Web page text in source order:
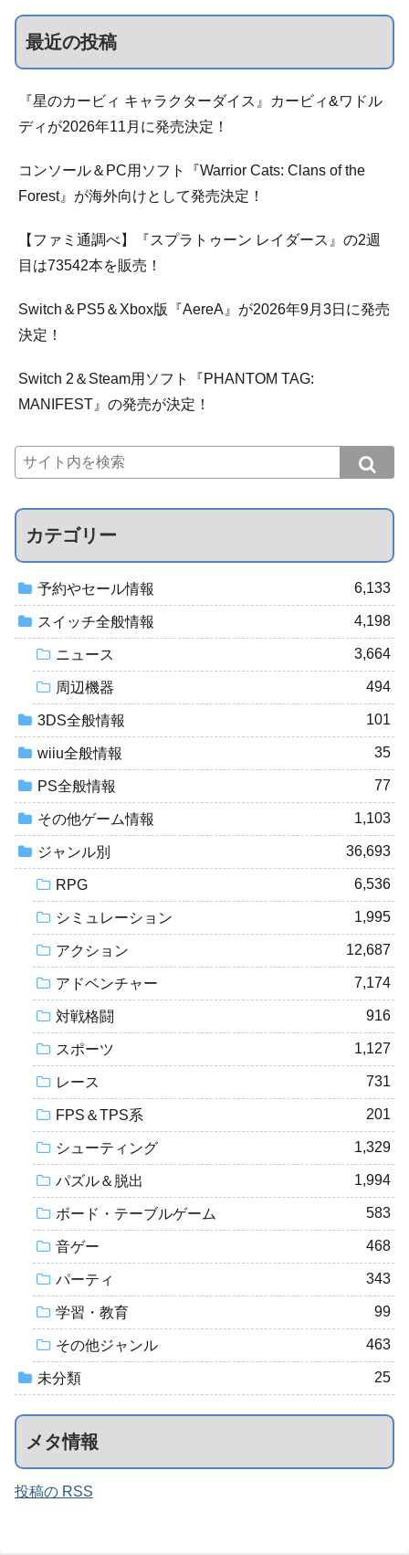
最近の投稿
『星のカービィ キャラクターダイス』カービィ&ワドル
ディが2026年11月に発売決定！
コンソール＆PC用ソフト『Warrior Cats: Clans of the
Forest』が海外向けとして発売決定！
【ファミ通調べ】『スプラトゥーン レイダース』の2週
目は73542本を販売！
Switch＆PS5＆Xbox版『AereA』が2026年9月3日に発売
決定！
Switch 2＆Steam用ソフト『PHANTOM TAG:
MANIFEST』の発売が決定！
カテゴリー
予約やセール情報 6,133
スイッチ全般情報 4,198
ニュース 3,664
周辺機器 494
3DS全般情報 101
wiiu全般情報 35
PS全般情報 77
その他ゲーム情報 1,103
ジャンル別 36,693
RPG 6,536
シミュレーション 1,995
アクション 12,687
アドベンチャー 7,174
対戦格闘 916
スポーツ 1,127
レース 731
FPS＆TPS系 201
シューティング 1,329
パズル＆脱出 1,994
ボード・テーブルゲーム 583
音ゲー 468
パーティ 343
学習・教育 99
その他ジャンル 463
未分類 25
メタ情報
投稿の RSS